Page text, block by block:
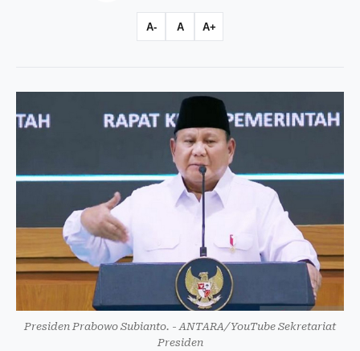
A- A A+
Presiden Prabowo Subianto. - ANTARA/YouTube Sekretariat
Presiden